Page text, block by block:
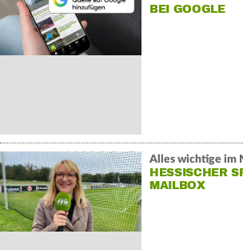
BEI GOOGLE
Alles wichtige im
HESSISCHER
MAILBOX